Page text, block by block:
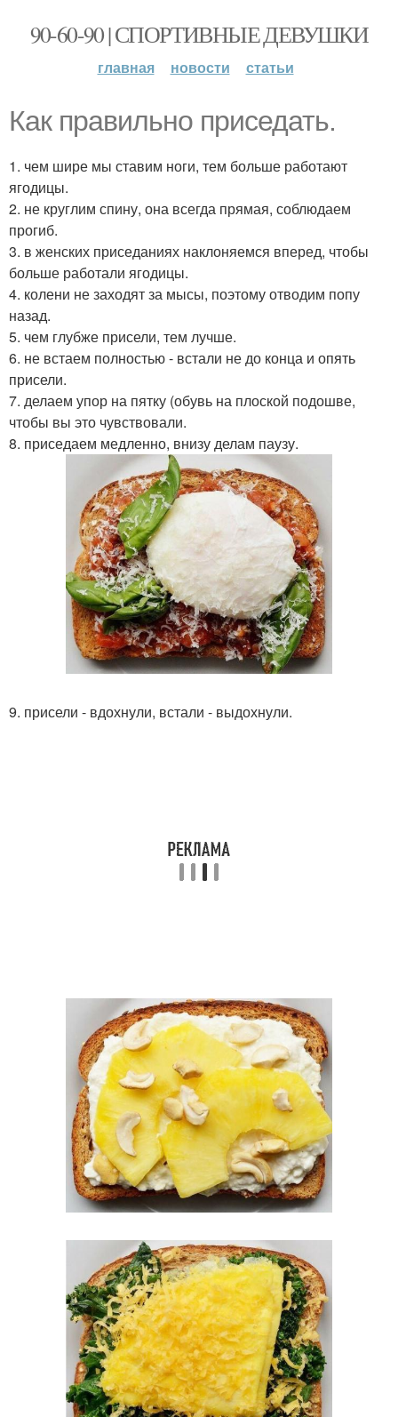
90-60-90 | СПОРТИВНЫЕ ДЕВУШКИ
главная новости статьи
Как правильно приседать.
1. чем шире мы ставим ноги, тем больше работают
ягодицы.
2. не круглим спину, она всегда прямая, соблюдаем
прогиб.
3. в женских приседаниях наклоняемся вперед, чтобы
больше работали ягодицы.
4. колени не заходят за мысы, поэтому отводим попу
назад.
5. чем глубже присели, тем лучше.
6. не встаем полностью - встали не до конца и опять
присели.
7. делаем упор на пятку (обувь на плоской подошве,
чтобы вы это чувствовали.
8. приседаем медленно, внизу делам паузу.
9. присели - вдохнули, встали - выдохнули.